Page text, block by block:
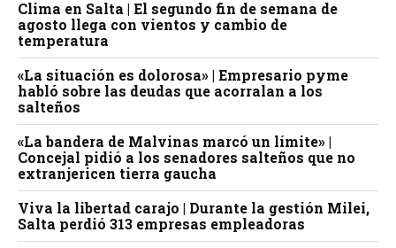
Clima en Salta | El segundo fin de semana de
agosto llega con vientos y cambio de
temperatura
«La situación es dolorosa» | Empresario pyme
habló sobre las deudas que acorralan a los
salteños
«La bandera de Malvinas marcó un límite» |
Concejal pidió a los senadores salteños que no
extranjericen tierra gaucha
Viva la libertad carajo | Durante la gestión Milei,
Salta perdió 313 empresas empleadoras